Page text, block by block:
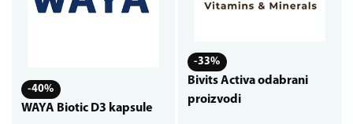
-40%
WAYA Biotic D3 kapsule
-33%
Bivits Activa odabrani
proizvodi